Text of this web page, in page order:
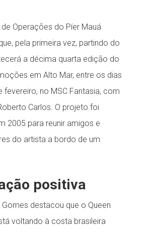
de Operações do Píer Mauá
pela primeira vez, partindo do
a décima quarta edição do
em Alto Mar, entre os dias
fevereiro, no MSC Fantasia, com
Carlos. O projeto foi
2005 para reunir amigos e
do artista a bordo de um
positiva
Gomes destacou que o Queen
voltando à costa brasileira